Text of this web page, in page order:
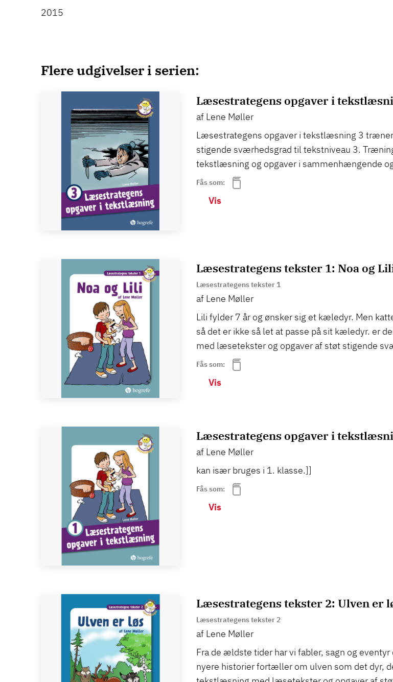
2015
Flere udgivelser i serien:
Læsestrategens opgaver i
af Lene Møller
Læsestrategens opgaver i tekstlæsning 3
stigende sværhedsgrad til tekstniveau 3.
tekstlæsning og opgaver i sammenhængende
Fås som:
Vis
Læsestrategens tekster 1: Noa og
Læsestrategens tekster 1
af Lene Møller
Lili fylder 7 år og ønsker sig et kæledyr. Men
så det er ikke så let at passe på sit kæledyr. er
med læsetekster og opgaver af støt stigende
Fås som:
Vis
Læsestrategens opgaver i
af Lene Møller
kan især bruges i 1. klasse.]]
Fås som:
Vis
Læsestrategens tekster 2: Ulven er
Læsestrategens tekster 2
af Lene Møller
Fra de ældste tider har vi fabler, sagn og
nyere historier fortæller om ulven som det dyr,